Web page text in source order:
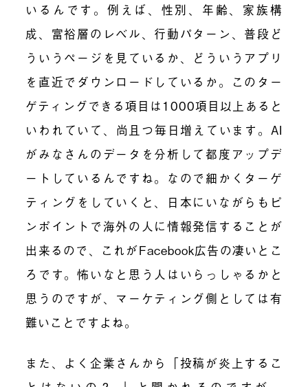
いるんです。例えば、性別、年齢、家族構
成、富裕層のレベル、行動パターン、普段ど
ういうページを見ているか、どういうアプリ
を直近でダウンロードしているか。このター
ゲティングできる項目は1000項目以上あると
いわれていて、尚且つ毎日増えています。AI
がみなさんのデータを分析して都度アップデ
ートしているんですね。なので細かくターゲ
ティングをしていくと、日本にいながらもピ
ンポイントで海外の人に情報発信することが
出来るので、これがFacebook広告の凄いとこ
ろです。怖いなと思う人はいらっしゃるかと
思うのですが、マーケティング側としては有
難いことですよね。
また、よく企業さんから「投稿が炎上するこ